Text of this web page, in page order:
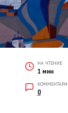
НА ЧТЕНИЕ
1 мин
0